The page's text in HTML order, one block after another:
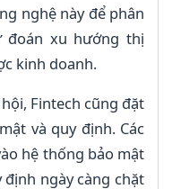
nghệ này để phân
đoán xu hướng thị
kinh doanh.
Fintech cũng đặt
và quy định. Các
hệ thống bảo mật
ngày càng chặt